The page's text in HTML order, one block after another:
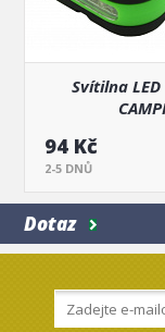
Svítilna
94 Kč
2-5 DNŮ
Dotaz